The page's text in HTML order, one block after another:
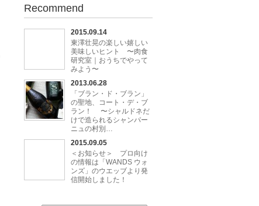
Recommend
2015.09.14
東澤壮晃の楽しい嬉しい
美味しいヒント 〜肉食
研究室｜おうちでやって
みよう〜
2013.06.28
「ブラン・ド・ブラン」
の聖地、コート・デ・ブ
ラン！ 〜シャルドネだ
けで造られるシャンパー
ニュの村別…
2015.09.05
＜お知らせ＞ プロ向け
の情報は「WANDS ウォ
ンズ」のウエッブより発
信開始しました！